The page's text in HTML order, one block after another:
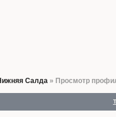
Салда» Просмотр